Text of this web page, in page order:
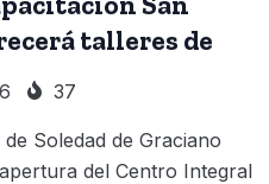
talleres de
37
Soledad de Graciano
del Centro Integral